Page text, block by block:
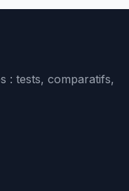
: tests, comparatifs,